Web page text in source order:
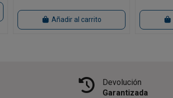
Añadir al carrito
Devolución
Garantizada